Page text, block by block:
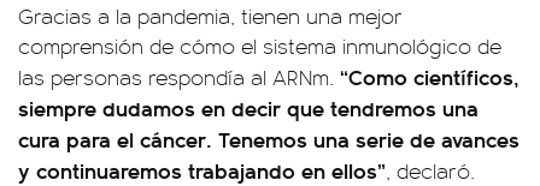
Gracias a la pandemia, tienen una mejor
comprensión de cómo el sistema inmunológico de
las personas respondía al ARNm. “Como científicos,
siempre dudamos en decir que tendremos una
cura para el cáncer. Tenemos una serie de avances
y continuaremos trabajando en ellos”, declaró.